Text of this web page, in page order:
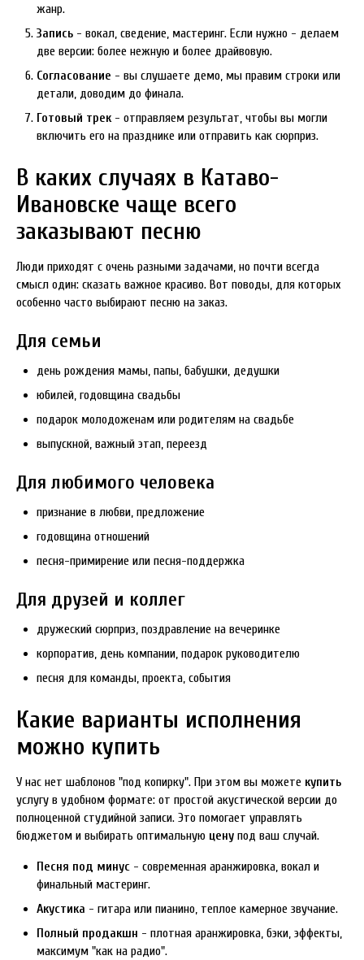
жанр.
Запись - вокал, сведение, мастеринг. Если нужно - делаем
две версии: более нежную и более драйвовую.
Согласование - вы слушаете демо, мы правим строки или
детали, доводим до финала.
Готовый трек- отправляем результат, чтобы вы могли
включить его на празднике или отправить как сюрприз.
В каких случаях в Катаво-
Ивановске чаще всего
заказывают песню
Люди приходят с очень разными задачами, но почти всегда
смысл один: сказать важное красиво. Вот поводы, для которых
особенно часто выбирают песню на заказ.
Для семьи
день рождения мамы, папы, бабушки, дедушки
юбилей, годовщина свадьбы
подарок молодоженам или родителям на свадьбе
выпускной, важный этап, переезд
Для любимого человека
признание в любви, предложение
годовщина отношений
песня-примирение или песня-поддержка
Для друзей и коллег
дружеский сюрприз, поздравление на вечеринке
корпоратив, день компании, подарок руководителю
песня для команды, проекта, события
Какие варианты исполнения
можно купить
У нас нет шаблонов "под копирку". При этом вы можете купить
услугу в удобном формате: от простой акустической версии до
полноценной студийной записи. Это помогает управлять
бюджетом и выбирать оптимальную цену под ваш случай.
Песня под минус - современная аранжировка, вокал и
финальный мастеринг.
Акустика - гитара или пианино, теплое камерное звучание.
Полный продакшн - плотная аранжировка, бэки, эффекты,
максимум "как на радио".